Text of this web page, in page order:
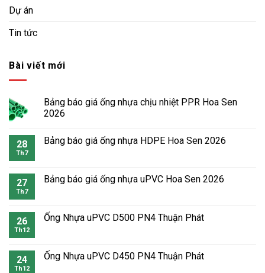
Dự án
Tin tức
Bài viết mới
Bảng báo giá ống nhựa chịu nhiệt PPR Hoa Sen
2026
28
Th7
Bảng báo giá ống nhựa HDPE Hoa Sen 2026
27
Th7
Bảng báo giá ống nhựa uPVC Hoa Sen 2026
26
Th12
Ống Nhựa uPVC D500 PN4 Thuận Phát
24
Th12
Ống Nhựa uPVC D450 PN4 Thuận Phát